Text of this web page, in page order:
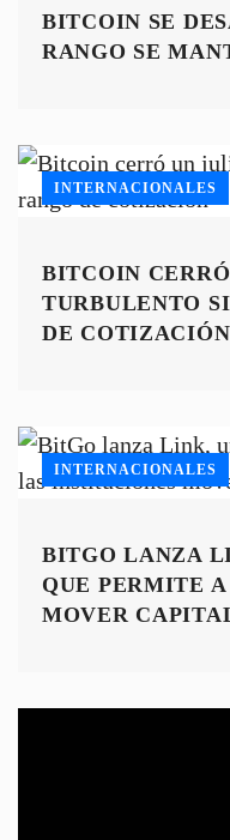
BITCOIN SE
RANGO SE
INTERNACIONALES
BITCOIN
TURBULENTO
DE COTIZACIÓN
INTERNACIONALES
BITGO LANZA
QUE PERMITE
MOVER